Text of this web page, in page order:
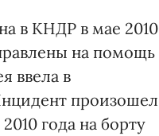
в КНДР в мае 2010
на помощь
ввела в
произошел
года на борту